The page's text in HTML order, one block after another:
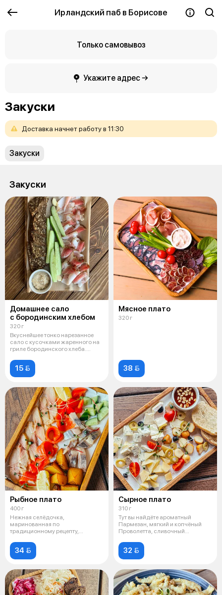
Ирландский паб в Борисове
Только самовывоз
Укажите адрес →
Закуски
Доставка начнетработув 11:30
Закуски
Закуски
Домашнее сало
с бородинским хлебом
320 г
Вкуснейшее тонко нарезанное
сало с кусочками жаренного на
гриле бородинского хлеба.
15 
Мясное плато
320 г
38 
Рыбное плато
400 г
Нежная селёдочка,
маринованная по
традиционному рецепту,
собственног
34 
Сырное плато
310 г
Тут вы найдёте ароматный
Пармезан, мягкий и копчёный
Проволетта, сливочный
32 